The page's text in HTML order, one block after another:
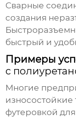
Сварные
создания
быстрый и
Примеры
с
Многие
износостойкие
футеровкой